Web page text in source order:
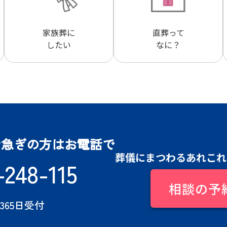
家族葬に
したい
直葬って
なに？
ぎの方はお電話で
115
日受付
葬儀にまつわるあれこ
相談の予